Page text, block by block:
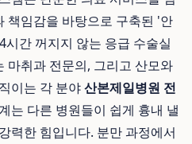
책임감을 바탕으로 구축된 '안
간 꺼지지 않는 응급 수술실
마취과 전문의, 그리고 산모와
이는 각 분야산본제일병원 전
는 다른 병원들이 쉽게 흉내 낼
력한 힘입니다. 분만 과정에서